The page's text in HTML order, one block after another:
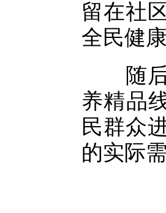
留在社
全民健
随后
养精品
民群众
的实际